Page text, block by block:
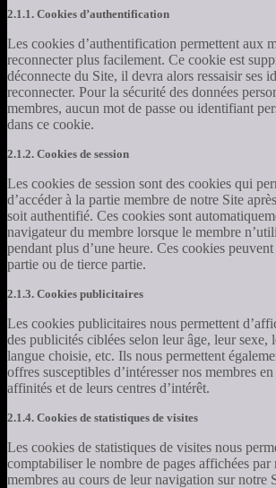
2.1.1. Cookies d’authentification
Les cookies d’authentification permettent aux
reconnecter plus facilement. Ce cookie est
déconnecte du Site, il devra alors ressaisir ses
reconnecter. Pour la sécurité des données
membres, aucun mot de passe ou identifiant
dans ce cookie.
2.1.2. Cookies de session
Les cookies de session sont des cookies qui
d’accéder à la partie membre de notre Site
soit authentifié. Ces cookies sont
navigateur du membre lorsque le membre
pendant plus d’une heure. Ces cookies
partie ou de tierce partie.
2.1.3. Cookies publicitaires
Les cookies publicitaires nous permettent
des publicités ciblées selon leur âge, leur sexe,
langue choisie, etc. Ils nous permettent
offres susceptibles d’intéresser nos membres
affinités et de leurs centres d’intérêt.
2.1.4. Cookies de statistiques de visites
Les cookies de statistiques de visites nous
comptabiliser le nombre de pages affichées par
membres au cours de leur navigation sur notre